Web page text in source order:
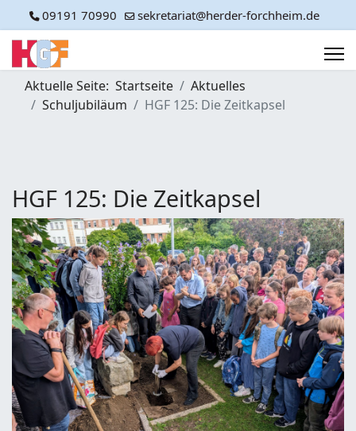
09191 70990 sekretariat@herder-forchheim.de
Aktuelle Seite: Startseite
Aktuelles
Schuljubiläum
HGF 125: Die Zeitkapsel
HGF 125: Die Zeitkapsel